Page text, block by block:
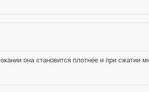
она становится плотнее и при сжатии